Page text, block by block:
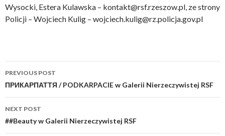
Wysocki, Estera Kulawska – kontakt@rsf.rzeszow.pl, ze strony
Policji – Wojciech Kulig – wojciech.kulig@rz.policja.gov.pl
Post
navigation
PREVIOUS POST
ПРИКАРПАТТЯ / PODKARPACIE w Galerii Nierzeczywistej RSF
NEXT POST
##Beauty w Galerii Nierzeczywistej RSF